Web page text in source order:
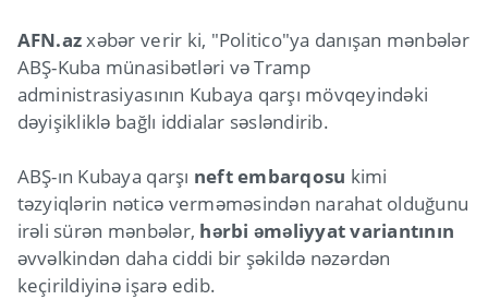
AFN.azxəbər verir ki, "Politico"ya danışan mənbələr
ABŞ-Kuba münasibətləri və Tramp
administrasiyasının Kubaya qarşı mövqeyindəki
dəyişikliklə bağlı iddialar səsləndirib.
ABŞ-ın Kubaya qarşı neft embarqosu kimi
təzyiqlərin nəticə verməməsindən narahat olduğunu
irəli sürən mənbələr, hərbi əməliyyat variantının
əvvəlkindən daha ciddi bir şəkildə nəzərdən
keçirildiyinə işarə edib.